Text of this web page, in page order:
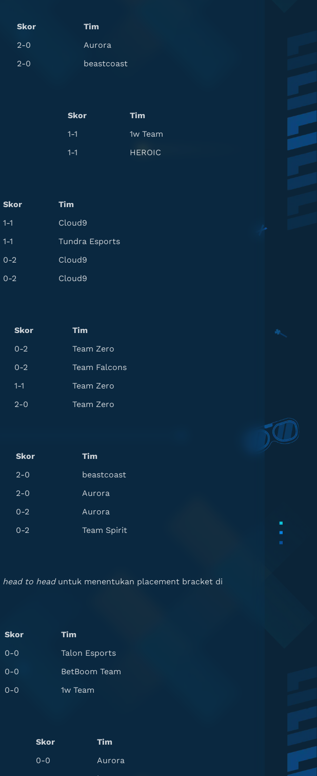
Skor
Tim
2-0
Aurora
2-0 beastcoast
Skor
Tim
1-1
1w Team
1-1 HEROIC
Skor
Tim
1-1
Cloud9
1-1
Tundra Esports
0-2
Cloud9
0-2 Cloud9
Skor
Tim
0-2
Team Zero
0-2
Team Falcons
1-1
Team Zero
2-0 Team Zero
Skor
Tim
2-0
beastcoast
2-0
Aurora
0-2
Aurora
0-2 Team Spirit
head to headuntuk menentukan placement bracket di
Skor
Tim
0-0
Talon Esports
0-0
BetBoom Team
0-0 1w Team
Skor
Tim
0-0
Aurora